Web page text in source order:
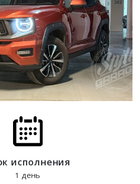
исполнения
1 день